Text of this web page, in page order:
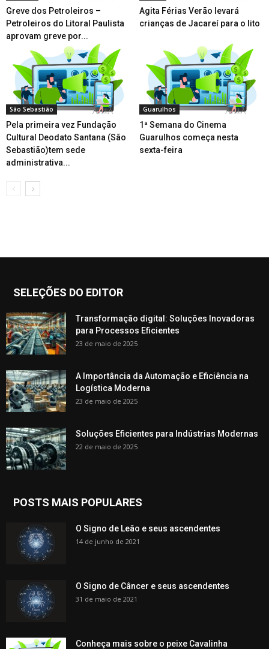
Greve dos Petroleiros –
Petroleiros do Litoral Paulista
aprovam greve por...
Agita Férias Verão levará
crianças de Jacareí para o lito
São Sebastião
Pela primeira vez Fundação
Cultural Deodato Santana (São
Sebastião)tem sede
administrativa...
Guarulhos
1ª Semana do Cinema
Guarulhos começa nesta
sexta-feira
SELEÇÕES DO EDITOR
Transformação digital: Soluções Inovadoras
para Processos Eficientes
23 de maio de 2025
A Importância da Automação e Eficiência na
Logística Moderna
23 de maio de 2025
Soluções Eficientes para Indústrias Modernas
22 de maio de 2025
POSTS MAIS POPULARES
O Signo de Leão e seus ascendentes
14 de junho de 2021
O Signo de Câncer e seus ascendentes
31 de maio de 2021
Conheça mais sobre o peixe Cavalinha